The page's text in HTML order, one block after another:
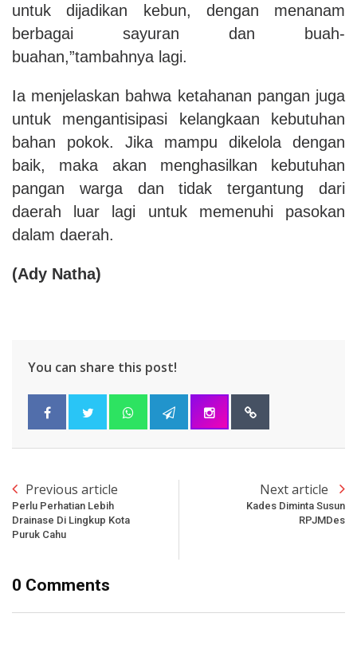
untuk dijadikan kebun, dengan menanam
berbagai sayuran dan buah-
buahan,”tambahnya lagi.
Ia menjelaskan bahwa ketahanan pangan juga
untuk mengantisipasi kelangkaan kebutuhan
bahan pokok. Jika mampu dikelola dengan
baik, maka akan menghasilkan kebutuhan
pangan warga dan tidak tergantung dari
daerah luar lagi untuk memenuhi pasokan
dalam daerah.
(Ady Natha)
You can share this post!
Previous article
Perlu Perhatian Lebih
Drainase Di Lingkup Kota
Puruk Cahu
Next article
Kades Diminta Susun
RPJMDes
0 Comments